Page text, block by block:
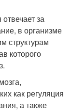
за
в организме
структурам
которого
как регуляция
а также